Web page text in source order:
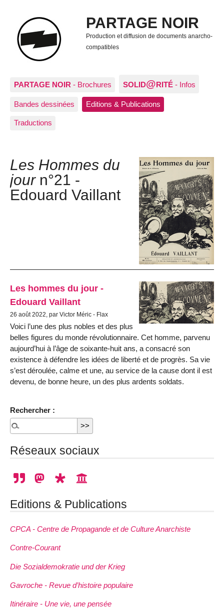
PARTAGE NOIR
Production et diffusion de documents anarcho-
compatibles
PARTAGE NOIR - Brochures SOLID@RITÉ - Infos
Bandes dessinées Editions & Publications
Traductions
Les Hommes du
journ°21 -
Edouard Vaillant
Les hommes du jour -
Edouard Vaillant
26 août 2022, par Victor Méric - Flax
Voici l’une des plus nobles et des plus
belles figures du monde révolutionnaire. Cet homme, parvenu
aujourd’hui à l’âge de soixante-huit ans, a consacré son
existence à défendre les idées de liberté et de progrès. Sa vie
s’est déroulée, calme et une, au service de la cause dont il est
devenu, de bonne heure, un des plus ardents soldats.
Rechercher :
Réseaux sociaux
Editions & Publications
CPCA - Centre de Propagande et de Culture Anarchiste
Contre-Courant
Die Sozialdemokratie und der Krieg
Gavroche - Revue d’histoire populaire
Itinéraire - Une vie, une pensée